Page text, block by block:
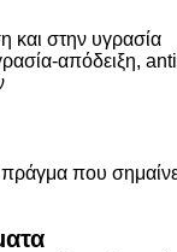
και στην υγρασία
απόδειξη,
που